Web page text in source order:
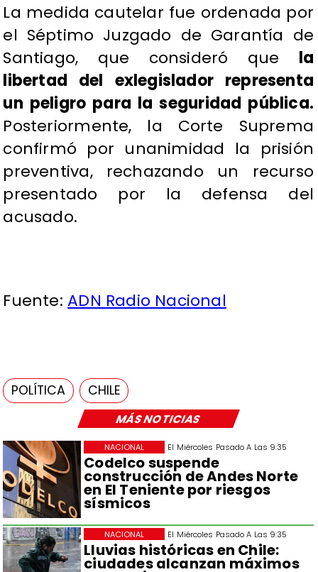
MÁS NOTICIAS
El Miércoles Pasado A Las 9:35
Codelco suspende
construcción de Andes Norte
en El Teniente por riesgos
sísmicos
NACIONAL
El Miércoles Pasado A Las 9:35
Lluvias históricas en Chile:
ciudades alcanzan máximos
NACIONAL
La medida cautelar fue ordenada por
el Séptimo Juzgado de Garantía de
Santiago, que consideró que la
libertad del exlegislador representa
un peligro para la seguridad pública.
Posteriormente, la Corte Suprema
confirmó por unanimidad la prisión
preventiva, rechazando un recurso
presentado por la defensa del
acusado.
Fuente:ADN Radio Nacional
POLÍTICA CHILE